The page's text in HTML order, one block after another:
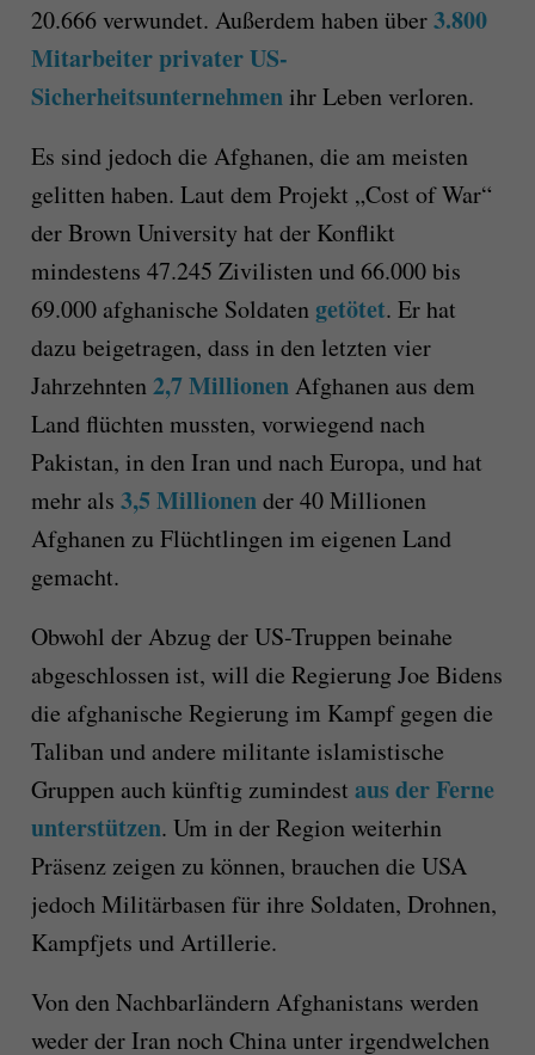
20.666 verwundet. Außerdem haben über3.800
Mitarbeiter privater US-
Sicherheitsunternehmenihr Leben verloren.
Es sind jedoch die Afghanen, die am meisten
gelitten haben. Laut dem Projekt „Cost of War“
der Brown University hat der Konflikt
mindestens 47.245 Zivilisten und 66.000 bis
69.000 afghanische Soldaten getötet. Er hat
dazu beigetragen, dass in den letzten vier
Jahrzehnten2,7 MillionenAfghanen aus dem
Land flüchten mussten, vorwiegend nach
Pakistan, in den Iran und nach Europa, und hat
mehr als 3,5 Millionender 40 Millionen
Afghanen zu Flüchtlingen im eigenen Land
gemacht.
Obwohl der Abzug der US-Truppen beinahe
abgeschlossen ist, will die Regierung Joe Bidens
die afghanische Regierung im Kampf gegen die
Taliban und andere militante islamistische
Gruppen auch künftig zumindest aus der Ferne
unterstützen. Um in der Region weiterhin
Präsenz zeigen zu können, brauchen die USA
jedoch Militärbasen für ihre Soldaten, Drohnen,
Kampfjets und Artillerie.
Von den Nachbarländern Afghanistans werden
weder der Iran noch China unter irgendwelchen